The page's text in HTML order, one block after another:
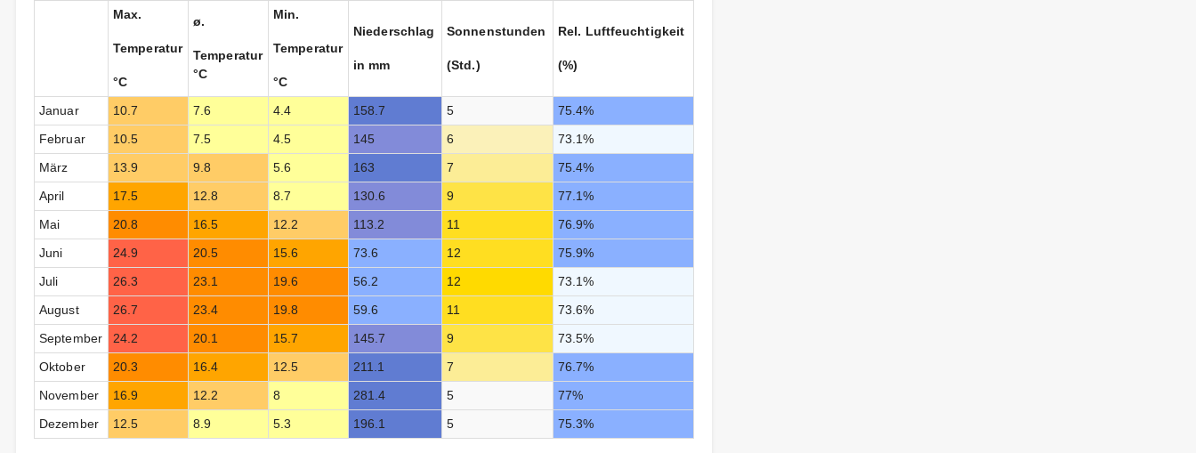
Max.
Temperatur
°C
ø.
Temperatur
°C
Min.
Temperatur
°C
Niederschlag
in mm
Sonnenstunden
(Std.)
Rel. Luftfeuchtigkeit
(%)
Januar 10.7 7.6 4.4 158.7 5 75.4%
Februar 10.5 7.5 4.5 145 6 73.1%
März 13.9 9.8 5.6 163 7 75.4%
April 17.5 12.8 8.7 130.6 9 77.1%
Mai 20.8 16.5 12.2 113.2 11 76.9%
Juni 24.9 20.5 15.6 73.6 12 75.9%
Juli 26.3 23.1 19.6 56.2 12 73.1%
August 26.7 23.4 19.8 59.6 11 73.6%
September 24.2 20.1 15.7 145.7 9 73.5%
Oktober 20.3 16.4 12.5 211.1 7 76.7%
November 16.9 12.2 8 281.4 5 77%
Dezember 12.5 8.9 5.3 196.1 5 75.3%